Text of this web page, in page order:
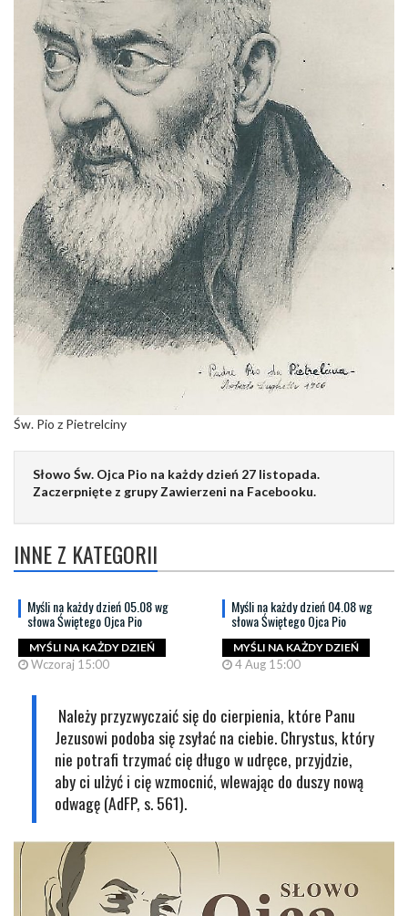
Św. Pio z Pietrelciny
Słowo Św. Ojca Pio na każdy dzień 27 listopada.
Zaczerpnięte z grupy Zawierzeni na Facebooku.
INNE Z KATEGORII
Myśli na każdy dzień 05.08 wg
słowa Świętego Ojca Pio
MYŚLI NA KAŻDY DZIEŃ
Wczoraj 15:00
Myśli na każdy dzień 04.08 wg
słowa Świętego Ojca Pio
MYŚLI NA KAŻDY DZIEŃ
4 Aug 15:00
Należy przyzwyczaić się do cierpienia, które Panu
Jezusowi podoba się zsyłać na ciebie. Chrystus, który
nie potrafi trzymać cię długo w udręce, przyjdzie,
aby ci ulżyć i cię wzmocnić, wlewając do duszy nową
odwagę (AdFP, s. 561).